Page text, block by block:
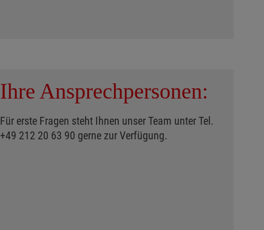
Ihre Ansprechpersonen:
Für erste Fragen steht Ihnen unser Team unter Tel.
+49 212 20 63 90 gerne zur Verfügung.